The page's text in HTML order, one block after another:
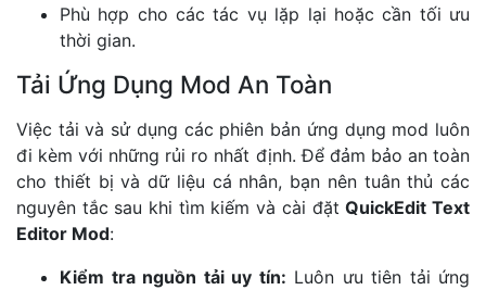
Phù hợp cho các tác vụ lặp lại hoặc cần tối ưu
thời gian.
Tải Ứng Dụng Mod An Toàn
Việc tải và sử dụng các phiên bản ứng dụng mod luôn
đi kèm với những rủi ro nhất định. Để đảm bảo an toàn
cho thiết bị và dữ liệu cá nhân, bạn nên tuân thủ các
nguyên tắc sau khi tìm kiếm và cài đặtQuickEdit Text
Editor Mod:
Kiểm tra nguồn tải uy tín: Luôn ưu tiên tải ứng